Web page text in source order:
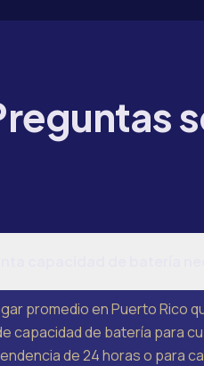
promedio en Puerto Rico
capacidad de batería para
de 24 horas o para